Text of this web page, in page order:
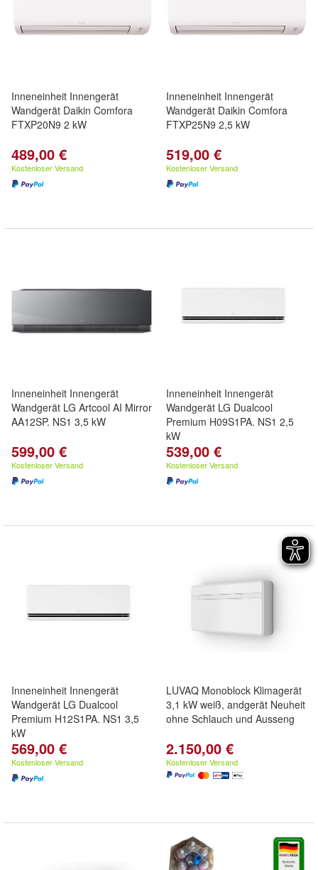
Inneneinheit Innengerät
Wandgerät Daikin Comfora
FTXP20N9 2 kW
489,00 €
Kostenloser Versand
Inneneinheit Innengerät
Wandgerät Daikin Comfora
FTXP25N9 2,5 kW
519,00 €
Kostenloser Versand
Inneneinheit Innengerät
Wandgerät LG Artcool AI Mirror
AA12SP. NS1 3,5 kW
599,00 €
Kostenloser Versand
Inneneinheit Innengerät
Wandgerät LG Dualcool
Premium H09S1PA. NS1 2,5
kW
539,00 €
Kostenloser Versand
Inneneinheit Innengerät
Wandgerät LG Dualcool
Premium H12S1PA. NS1 3,5
kW
569,00 €
Kostenloser Versand
LUVAQ Monoblock Klimagerät
3,1 kW weiß, andgerät Neuheit
ohne Schlauch und Ausseng
2.150,00 €
Kostenloser Versand